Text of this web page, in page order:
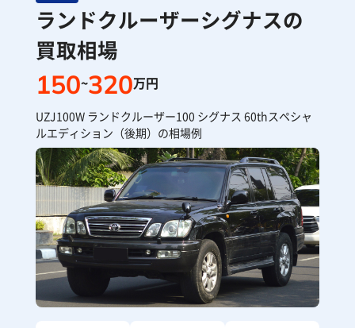
ランドクルーザーシグナスの
買取相場
150~320万円
UZJ100W ランドクルーザー100 シグナス 60thスペシャ
ルエディション（後期）の相場例